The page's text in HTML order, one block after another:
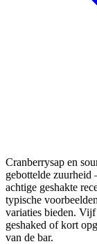
Cranberrysap en
gebottelde zuurheid
achtige geshakte
typische
variaties bieden.
geshaked of kort
van de bar.